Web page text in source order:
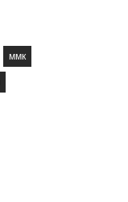
ммк